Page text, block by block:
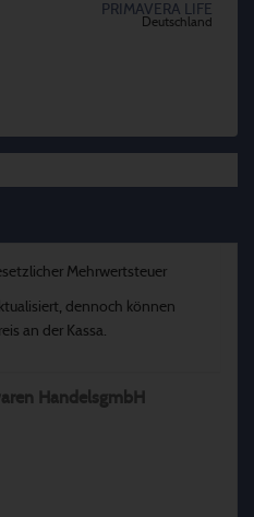
PRIMAVERA LIFE
Deutschland
Mehrwertsteuer
dennoch können
an der Kassa.
HandelsgmbH